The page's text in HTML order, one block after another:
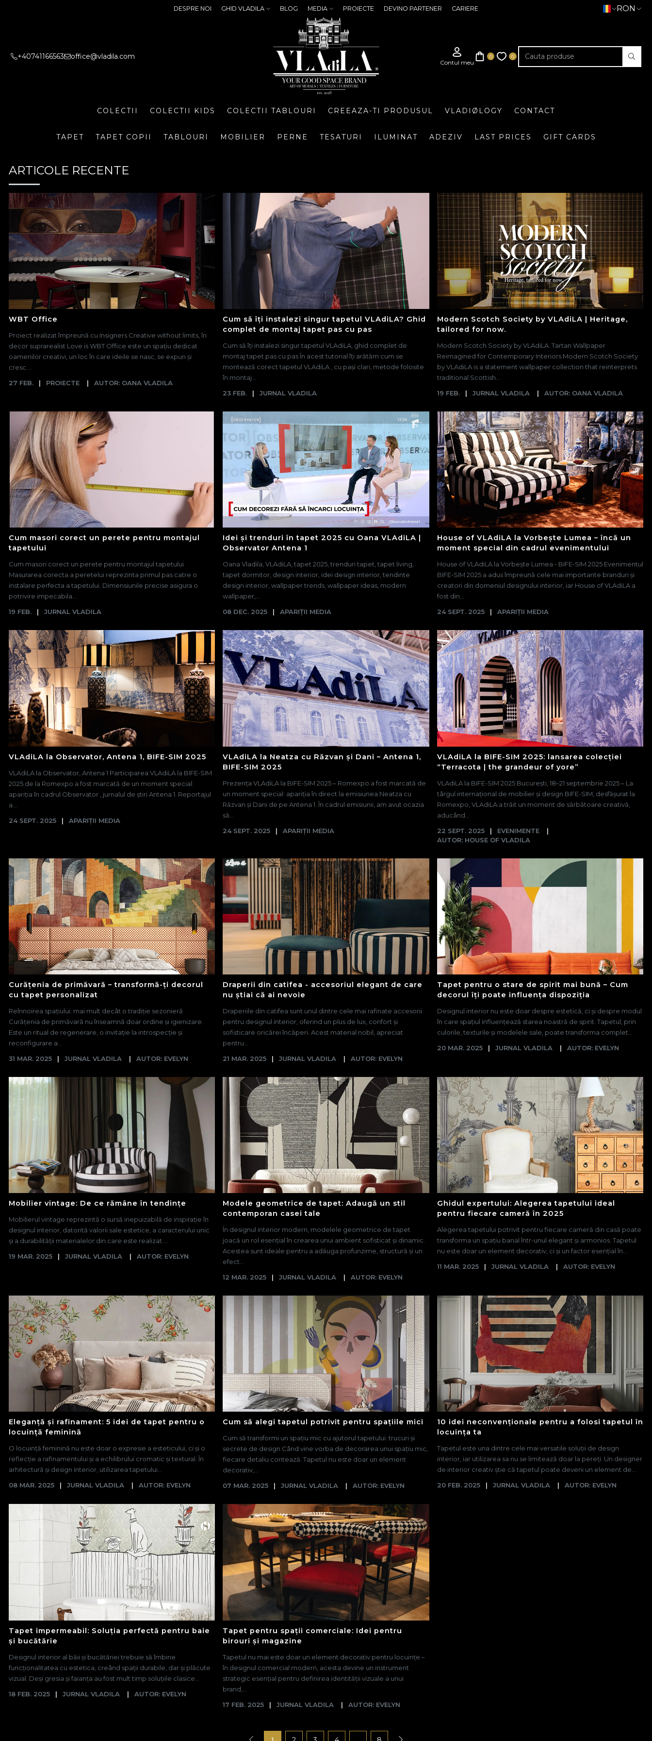
DESPRE NOI GHID VLADILA BLOG MEDIA PROIECTE DEVINO PARTENER CARIERE RON
+40741166563 office@vladila.com
COLECTII COLECTII KIDS COLECTII TABLOURI CREEAZA-TI PRODUSUL VLADIØLOGY CONTACT
TAPET TAPET COPII TABLOURI MOBILIER PERNE TESATURI ILUMINAT ADEZIV LAST PRICES GIFT CARDS
ARTICOLE RECENTE
WBT Office
Proiect realizat împreună cu Insigners Creative without limits, în
decor suprarealist Love is WBT Office este un spațiu dedicat
oamenilor creativi, un loc în care ideile se nasc, se expun și
cresc....
27 FEB.
PROIECTE AUTOR: OANA VLADILA
Cum să îți instalezi singur tapetul VLAdiLA? Ghid
complet de montaj tapet pas cu pas
Cum să îți instalezi singur tapetul VLAdiLA, ghid complet de
montaj tapet pas cu pas În acest tutorial îți arătăm cum se
montează corect tapetul VLAdiLA , cu pași clari, metode folosite
în montaj...
23 FEB.
JURNAL VLADILA
Modern Scotch Society by VLAdiLA | Heritage,
tailored for now.
Modern Scotch Society by VLAdiLA. Tartan Wallpaper
Reimagined for Contemporary Interiors Modern Scotch Society
by VLAdiLA is a statement wallpaper collection that reinterprets
traditional Scottish...
19 FEB.
JURNAL VLADILA AUTOR: OANA VLADILA
Cum masori corect un perete pentru montajul
tapetului
Cum masori corect un perete pentru montajul tapetului
Masurarea corecta a peretelui reprezinta primul pas catre o
instalare perfecta a tapetului. Dimensiunile precise asigura o
potrivire impecabila...
19 FEB.
JURNAL VLADILA
Idei și trenduri în tapet 2025 cu Oana VLAdiLA |
Observator Antena 1
Oana Vladila, VLAdiLA, tapet 2025, trenduri tapet, tapet living,
tapet dormitor, design interior, idei design interior, tendinte
design interior, wallpaper trends, wallpaper ideas, modern
wallpaper,...
08 DEC. 2025
APARIȚII MEDIA
House of VLAdiLA la Vorbește Lumea – încă un
moment special din cadrul evenimentului
House of VLAdiLA la Vorbește Lumea - BIFE-SIM 2025 Evenimentul
BIFE-SIM 2025 a adus împreună cele mai importante branduri și
creatori din domeniul designului interior, iar House of VLAdiLA a
fost din...
24 SEPT. 2025
APARIȚII MEDIA
VLAdiLA la Observator, Antena 1, BIFE-SIM 2025
VLAdiLA la Observator, Antena 1 Participarea VLAdiLA la BIFE-SIM
2025 de la Romexpo a fost marcată de un moment special:
apariția în cadrul Observator , jurnalul de știri Antena 1. Reportajul
a...
24 SEPT. 2025
APARIȚII MEDIA
VLAdiLA la Neatza cu Răzvan și Dani – Antena 1,
BIFE-SIM 2025
Prezența VLAdiLA la BIFE-SIM 2025 – Romexpo a fost marcată de
un moment special: apariția în direct la emisiunea Neatza cu
Răzvan și Dani de pe Antena 1. În cadrul emisiunii, am avut ocazia
să...
24 SEPT. 2025
APARIȚII MEDIA
VLAdiLA la BIFE-SIM 2025: lansarea colecției
“Terracota | the grandeur of yore”
VLAdiLA la BIFE-SIM 2025 București, 18–21 septembrie 2025 – La
târgul internațional de mobilier și design BIFE-SIM, desfășurat la
Romexpo, VLAdiLA a trăit un moment de sărbătoare creativă,
aducând...
22 SEPT. 2025
EVENIMENTE
AUTOR: HOUSE OF VLADILA
Curățenia de primăvară – transformă-ți decorul
cu tapet personalizat
Reînnoirea spațiului: mai mult decât o tradiție sezonieră
Curățenia de primăvară nu înseamnă doar ordine și igienizare.
Este un ritual de regenerare, o invitație la introspecție și
reconfigurare a...
31 MAR. 2025
JURNAL VLADILA AUTOR: EVELYN
Draperii din catifea - accesoriul elegant de care
nu știai că ai nevoie
Draperiile din catifea sunt unul dintre cele mai rafinate accesorii
pentru designul interior, oferind un plus de lux, confort și
sofisticare oricărei încăperi. Acest material nobil, apreciat
pentru...
21 MAR. 2025
JURNAL VLADILA AUTOR: EVELYN
Tapet pentru o stare de spirit mai bună – Cum
decorul îți poate influența dispoziția
Designul interior nu este doar despre estetică, ci și despre modul
în care spațiul influențează starea noastră de spirit. Tapetul, prin
culorile, texturile și modelele sale, poate transforma complet...
20 MAR. 2025
JURNAL VLADILA AUTOR: EVELYN
Mobilier vintage: De ce rămâne în tendințe
Mobilierul vintage reprezintă o sursă inepuizabilă de inspirație în
designul interior, datorită valorii sale estetice, a caracterului unic
și a durabilității materialelor din care este realizat....
19 MAR. 2025
JURNAL VLADILA AUTOR: EVELYN
Modele geometrice de tapet: Adaugă un stil
contemporan casei tale
În designul interior modern, modelele geometrice de tapet
joacă un rol esențial în crearea unui ambient sofisticat și dinamic.
Acestea sunt ideale pentru a adăuga profunzime, structură și un
efect...
12 MAR. 2025
JURNAL VLADILA AUTOR: EVELYN
Ghidul expertului: Alegerea tapetului ideal
pentru fiecare cameră în 2025
Alegerea tapetului potrivit pentru fiecare cameră din casă poate
transforma un spațiu banal într-unul elegant și armonios. Tapetul
nu este doar un element decorativ, ci și un factor esențial în...
11 MAR. 2025
JURNAL VLADILA AUTOR: EVELYN
Eleganță și rafinament: 5 idei de tapet pentru o
locuință feminină
O locuință feminină nu este doar o expresie a esteticului, ci și o
reflecție a rafinamentului și a echilibrului cromatic și textural. În
arhitectură și design interior, utilizarea tapetului...
08 MAR. 2025
JURNAL VLADILA AUTOR: EVELYN
Cum să alegi tapetul potrivit pentru spațiile mici
Cum să transformi un spațiu mic cu ajutorul tapetului: trucuri și
secrete de design Când vine vorba de decorarea unui spațiu mic,
fiecare detaliu contează. Tapetul nu este doar un element
decorativ,...
07 MAR. 2025
JURNAL VLADILA AUTOR: EVELYN
10 idei neconvenționale pentru a folosi tapetul în
locuința ta
Tapetul este una dintre cele mai versatile soluții de design
interior, iar utilizarea sa nu se limitează doar la pereți. Un designer
de interior creativ știe că tapetul poate deveni un element de...
20 FEB. 2025
JURNAL VLADILA AUTOR: EVELYN
Tapet impermeabil: Soluția perfectă pentru baie
și bucătărie
Designul interior al băii și bucătăriei trebuie să îmbine
funcționalitatea cu estetica, creând spații durabile, dar și plăcute
vizual. Deși gresia și faianța au fost mult timp soluțiile clasice...
18 FEB. 2025
JURNAL VLADILA AUTOR: EVELYN
Tapet pentru spații comerciale: Idei pentru
birouri și magazine
Tapetul nu mai este doar un element decorativ pentru locuințe –
în designul comercial modern, acesta devine un instrument
strategic esențial pentru definirea identității vizuale a unui
brand,...
17 FEB. 2025
JURNAL VLADILA AUTOR: EVELYN